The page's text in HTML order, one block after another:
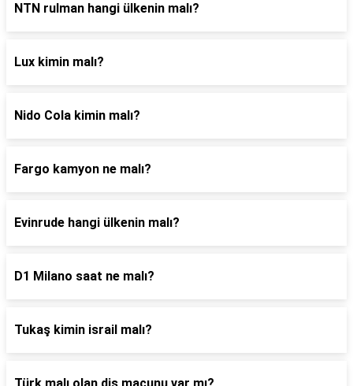
NTN rulman hangi ülkenin malı?
Lux kimin malı?
Nido Cola kimin malı?
Fargo kamyon ne malı?
Evinrude hangi ülkenin malı?
D1 Milano saat ne malı?
Tukaş kimin israil malı?